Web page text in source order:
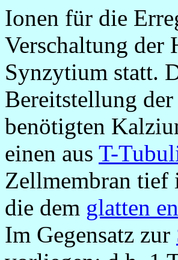
Ionen für die
Verschaltung der
Synzytium statt.
Bereitstellung
benötigten
einen aus T-
Zellmembran
die dem glatten
Im Gegensatz zur